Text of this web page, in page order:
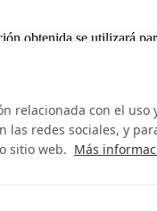
obtenida se utilizará
relacionada con el
redes sociales, y
sitio web. Más